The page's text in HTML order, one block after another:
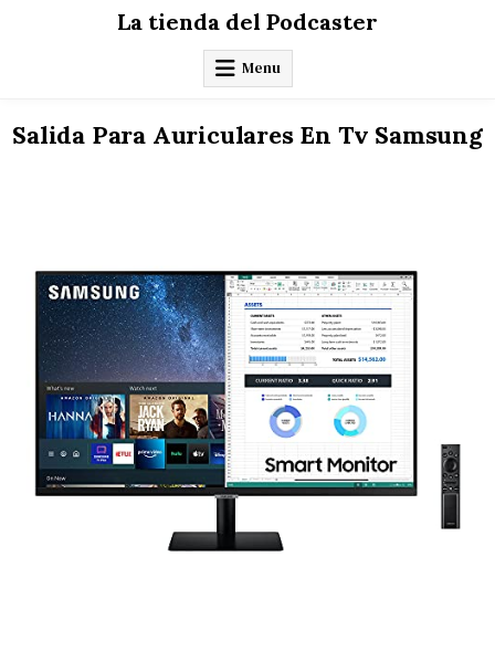
La tienda del Podcaster
Menu
Salida Para Auriculares En Tv Samsung